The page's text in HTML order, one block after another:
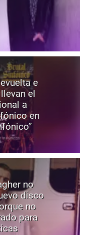
e
el
a
en
no
disco
no
para